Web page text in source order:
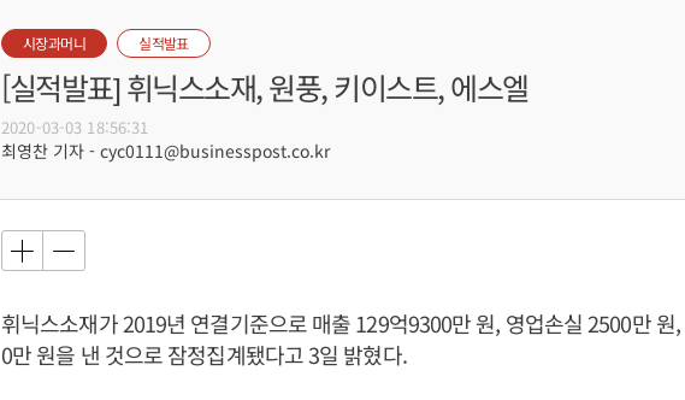
시장과머니 실적발표
[실적발표] 휘닉스소재, 원풍, 키이스트, 에스엘
2020-03-03 18:56:31
최영찬 기자 - cyc0111@businesspost.co.kr
휘닉스소재가 2019년 연결기준으로 매출 129억9300만 원, 영업손실 2500만 원
0만 원을 낸 것으로 잠정집계됐다고 3일 밝혔다.